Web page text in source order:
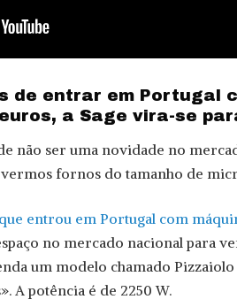
de entrar em Portugal
a Sage vira-se
não ser uma novidade no
fornos do tamanho de
entrou em Portugal com
no mercado nacional para
um modelo chamado
A potência é de 2250 W.